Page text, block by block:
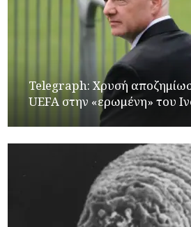
Telegraph: Χρυσή
UEFA στην «ερωμένη» του